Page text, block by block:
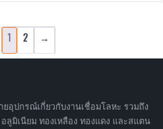
1 2 →
ยอุปกรณ์เกี่ยวกับงานเชื่อมโลหะ รวมถึง
ลูมิเนียม ทองเหลือง ทองแดง และสแตน